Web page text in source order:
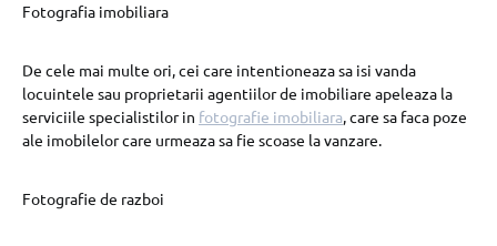
Fotografia imobiliara
De cele mai multe ori, cei care intentioneaza sa isi vanda
locuintele sau proprietarii agentiilor de imobiliare apeleaza la
serviciile specialistilor in fotografie imobiliara, care sa faca poze
ale imobilelor care urmeaza sa fie scoase la vanzare.
Fotografie de razboi